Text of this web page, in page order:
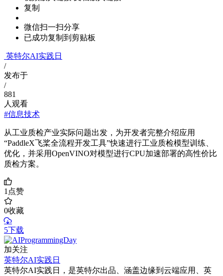
复制
微信扫一扫分享
已成功复制到剪贴板
英特尔AI实践日
/
发布于
/
881
人观看
#信息技术
从工业质检产业实际问题出发，为开发者完整介绍应用
“PaddleX飞桨全流程开发工具”快速进行工业质检模型训练、
优化，并采用OpenVINO对模型进行CPU加速部署的高性价比
质检方案。
1点赞
0收藏
5下载
加关注
英特尔AI实践日
英特尔AI实践日，是英特尔出品、涵盖边缘到云端应用、英